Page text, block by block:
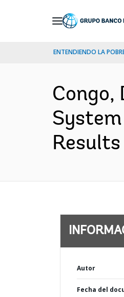
ENTENDIENDO LA
Congo,
Autor
Fecha del